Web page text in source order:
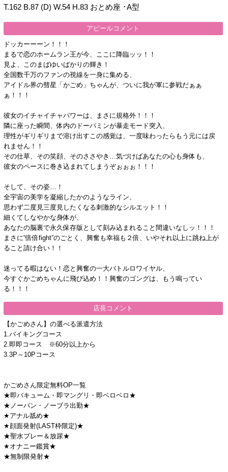
T.162 B.87 (D) W.54 H.83 おとめ座 ･A型
アピールコメント
ドッカーーーン！！！
まるで恋のホームラン王が今、ここに降臨ッッ！！
見よ、このまばゆいばかりの輝き！
全国数千万のファンの視線を一身に集める、
アイドル界の彗星「かごめ」ちゃんが、ついに我が軍に参戦だぁぁ
ぁ！！！
彼女のイチャイチャパワーは、まさに規格外！！！
隣に座った瞬間、体内のドーパミンが暴走モード突入、
理性がギリギリまで溶け出すこの感覚は、一度味わったらもう元には戻
れません！！
その仕草、その笑顔、そのささやき…気づけばあなたの心も身体も、
彼女のペースに巻き込まれてしまうぞぉぉぉ！！！
そして、その姿…！
全宇宙の美学を凝縮したかのようなライン、
思わず二度見三度見したくなる刺激的なシルエット！！
細くてしなやかな身体が、
あなたの脳裏で永久保存版として刻み込まれること間違いなしッ！！！
まさに“倍倍fight”のごとく、興奮も幸福も２倍、いやそれ以上に跳ね上が
ること請け合い！！
迷ってる暇はない！恋と興奮の一大バトルロワイヤル、
今すぐかごめちゃんに飛び込め！！興奮のゴングは、もう鳴ってい
る！！！
店長コメント
【かごめさん】の選べる派遣方法
1.バイキングコース
2.即即コース ※60分以上から
3.3P～10Pコース
かごめさん限定無料OP一覧
★即バキューム・即マングリ・即ベロベロ★
★ノーパン・ノーブラ出勤★
★アナル舐め★
★顔面発射(LAST枠限定)★
★聖水プレー＆放尿★
★オナニー鑑賞★
★無制限発射★